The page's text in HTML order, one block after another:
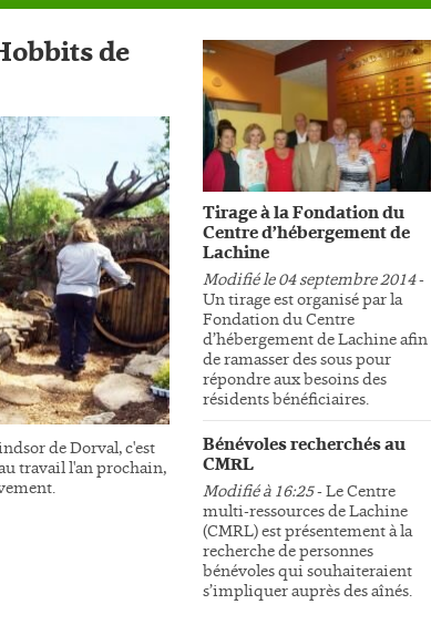
de
de Dorval, c'est
travail l'an prochain,
Tirage à la Fondation du
Centre d’hébergement de
Lachine
Modifié le 04 septembre 2014-
Un tirage est organisé par la
Fondation du Centre
d’hébergement de Lachine afin
de ramasser des sous pour
répondre aux besoins des
résidents bénéficiaires.
Bénévoles recherchés au
CMRL
Modifié à 16:25- Le Centre
multi-ressources de Lachine
(CMRL) est présentement à la
recherche de personnes
bénévoles qui souhaiteraient
s’impliquer auprès des aînés.